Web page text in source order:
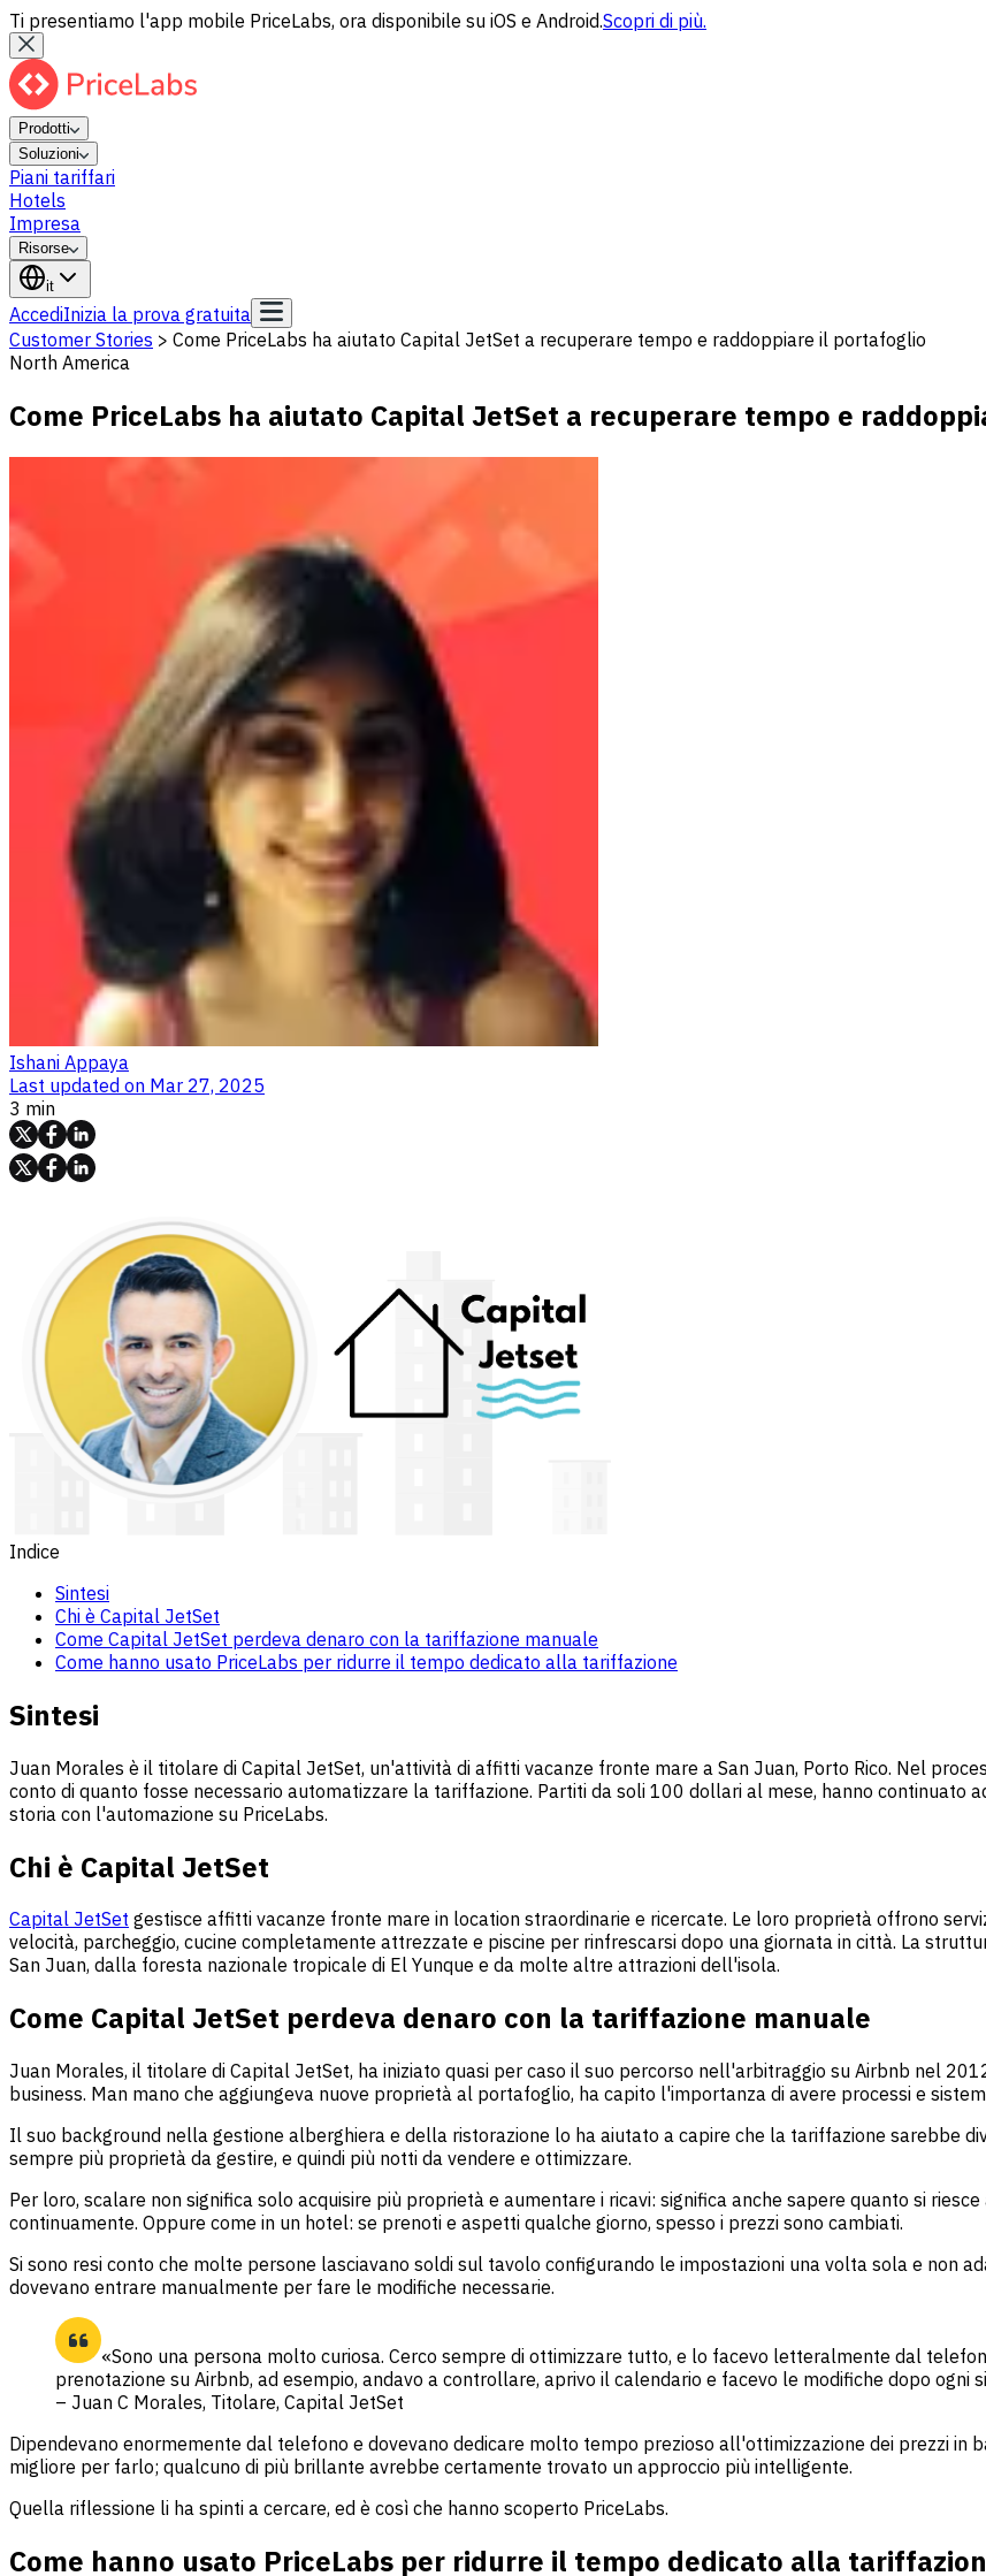
Ti presentiamo l'app mobile PriceLabs, ora disponibile su iOS e Android.Scopri di più.
Prodotti
Soluzioni
Piani tariffari
Hotels
Impresa
Risorse
it
AccediInizia la prova gratuita
Customer Stories > Come PriceLabs ha aiutato Capital JetSet a recuperare tempo e raddoppiare il portafoglio
North America
Come PriceLabs ha aiutato Capital JetSet a recuperare tempo e
Ishani Appaya
Last updated on Mar 27, 2025
3 min
Indice
Sintesi
Chi è Capital JetSet
Come Capital JetSet perdeva denaro con la tariffazione manuale
Come hanno usato PriceLabs per ridurre il tempo dedicato alla tariffazione
Sintesi
Juan Morales è il titolare di Capital JetSet, un'attività di affitti vacanze fronte mare a San Juan, Porto Rico. Nel
conto di quanto fosse necessario automatizzare la tariffazione. Partiti da soli 100 dollari al mese, hanno continuato
storia con l'automazione su PriceLabs.
Chi è Capital JetSet
Capital JetSet gestisce affitti vacanze fronte mare in location straordinarie e ricercate. Le loro proprietà offrono
velocità, parcheggio, cucine completamente attrezzate e piscine per rinfrescarsi dopo una giornata in città. La
San Juan, dalla foresta nazionale tropicale di El Yunque e da molte altre attrazioni dell'isola.
Come Capital JetSet perdeva denaro con la tariffazione manuale
Juan Morales, il titolare di Capital JetSet, ha iniziato quasi per caso il suo percorso nell'arbitraggio su Airbnb nel
business. Man mano che aggiungeva nuove proprietà al portafoglio, ha capito l'importanza di avere processi e
Il suo background nella gestione alberghiera e della ristorazione lo ha aiutato a capire che la tariffazione sarebbe
sempre più proprietà da gestire, e quindi più notti da vendere e ottimizzare.
Per loro, scalare non significa solo acquisire più proprietà e aumentare i ricavi: significa anche sapere quanto si
continuamente. Oppure come in un hotel: se prenoti e aspetti qualche giorno, spesso i prezzi sono cambiati.
Si sono resi conto che molte persone lasciavano soldi sul tavolo configurando le impostazioni una volta sola e non
dovevano entrare manualmente per fare le modifiche necessarie.
«Sono una persona molto curiosa. Cerco sempre di ottimizzare tutto, e lo facevo letteralmente dal
prenotazione su Airbnb, ad esempio, andavo a controllare, aprivo il calendario e facevo le modifiche dopo ogni
– Juan C Morales, Titolare, Capital JetSet
Dipendevano enormemente dal telefono e dovevano dedicare molto tempo prezioso all'ottimizzazione dei prezzi
migliore per farlo; qualcuno di più brillante avrebbe certamente trovato un approccio più intelligente.
Quella riflessione li ha spinti a cercare, ed è così che hanno scoperto PriceLabs.
Come hanno usato PriceLabs per ridurre il tempo dedicato alla